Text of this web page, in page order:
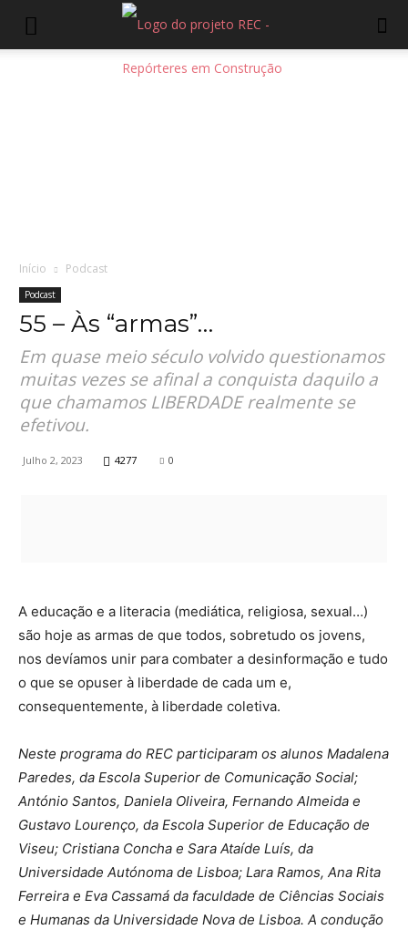
Início Podcast
Podcast
55 – Às “armas”…
Em quase meio século volvido questionamos
muitas vezes se afinal a conquista daquilo a
que chamamos LIBERDADE realmente se
efetivou.
Julho 2, 2023 4277 0
A educação e a literacia (mediática, religiosa, sexual…)
são hoje as armas de que todos, sobretudo os jovens,
nos devíamos unir para combater a desinformação e tudo
o que se opuser à liberdade de cada um e,
consequentemente, à liberdade coletiva.
Neste programa do REC participaram os alunos Madalena
Paredes, da Escola Superior de Comunicação Social;
António Santos, Daniela Oliveira, Fernando Almeida e
Gustavo Lourenço, da Escola Superior de Educação de
Viseu; Cristiana Concha e Sara Ataíde Luís, da
Universidade Autónoma de Lisboa; Lara Ramos, Ana Rita
Ferreira e Eva Cassamá da faculdade de Ciências Sociais
e Humanas da Universidade Nova de Lisboa. A condução